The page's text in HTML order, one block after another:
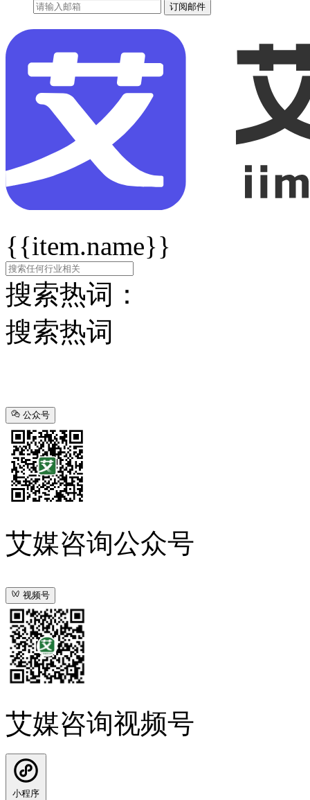
订阅邮件
{{item.name}}
搜索热词：
搜索热词
公众号
艾媒咨询公众号
视频号
艾媒咨询视频号
小程序